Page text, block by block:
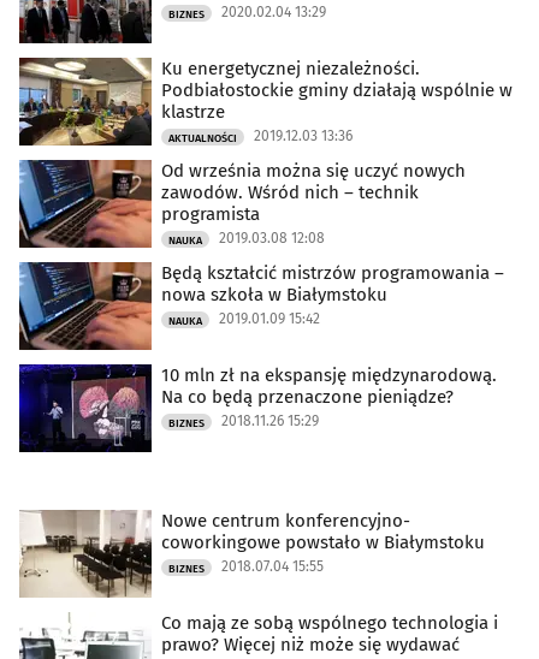
BIZNES 2020.02.04 13:29
Ku energetycznej niezależności.
Podbiałostockie gminy działają wspólnie w
klastrze
AKTUALNOŚCI 2019.12.03 13:36
Od września można się uczyć nowych
zawodów. Wśród nich – technik
programista
NAUKA 2019.03.08 12:08
Będą kształcić mistrzów programowania –
nowa szkoła w Białymstoku
NAUKA 2019.01.09 15:42
10 mln zł na ekspansję międzynarodową.
Na co będą przenaczone pieniądze?
BIZNES 2018.11.26 15:29
Nowe centrum konferencyjno-
coworkingowe powstało w Białymstoku
BIZNES 2018.07.04 15:55
Co mają ze sobą wspólnego technologia i
prawo? Więcej niż może się wydawać